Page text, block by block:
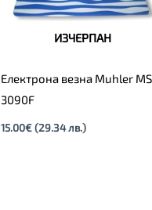
ИЗЧЕРПАН
Електрона везна Muhler
3090F
15.00€ (29.34 лв.)